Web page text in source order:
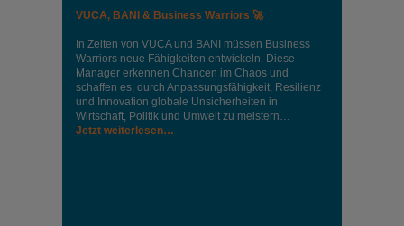
VUCA, BANI & Business Warriors 🚀
In Zeiten von VUCA und BANI müssen Business
Warriors neue Fähigkeiten entwickeln. Diese
Manager erkennen Chancen im Chaos und
schaffen es, durch Anpassungsfähigkeit, Resilienz
und Innovation globale Unsicherheiten in
Wirtschaft, Politik und Umwelt zu meistern…
Jetzt weiterlesen…